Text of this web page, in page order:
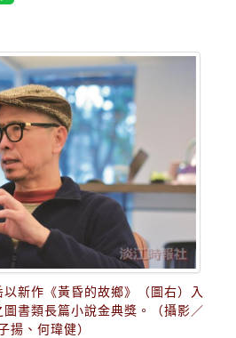
新作《黃昏的故鄉》（圖右）入
書類長篇小說金典獎。（攝影／
揚、何瑋健）